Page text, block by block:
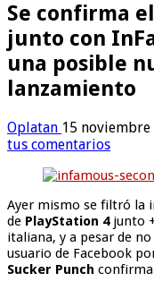
Se confirma
junto con
una posible
lanzamiento
Oplatan 15 noviembre
tus comentarios
Ayer mismo se filtró la
de PlayStation 4junto
italiana, y a pesar de
usuario de Facebook
Sucker Punch